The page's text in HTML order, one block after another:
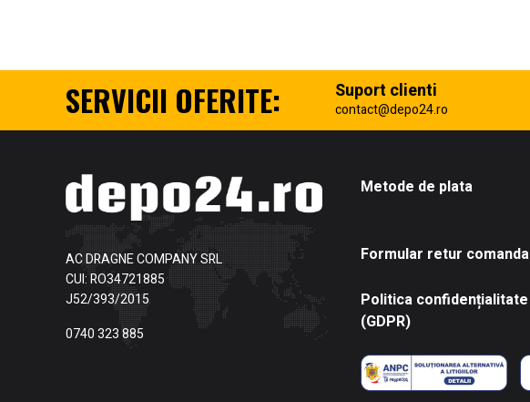
SERVICII OFERITE: Suport clienti
contact@depo24.ro
AC DRAGNE COMPANY SRL
CUI: RO34721885
J52/393/2015
0740 323 885
Metode de plata
Formular retur comanda
Politica confidențialitate
(GDPR)